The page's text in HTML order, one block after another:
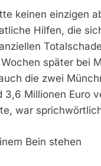
keinen einzigen
Hilfen, die
später bei
die zwei
3,6 Millionen Euro
war
Bein stehen